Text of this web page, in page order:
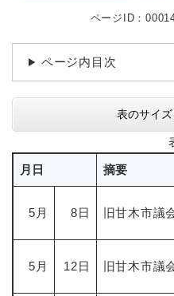
ページID：
ページ内目次
表のサイ
月日 摘要
5月 8日 旧甘木市議
5月 12日 旧甘木市議